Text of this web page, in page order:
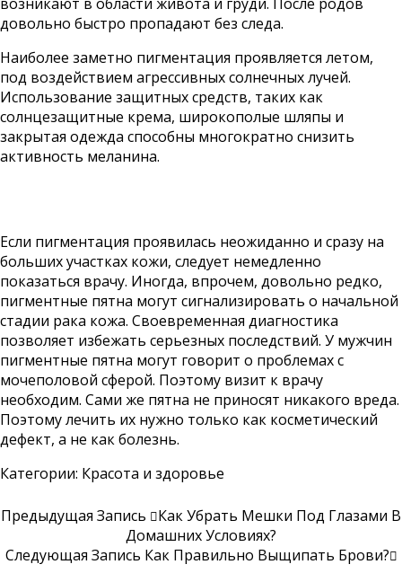
довольно быстро пропадают без следа.
Наиболее заметно пигментация проявляется летом,
под воздействием агрессивных солнечных лучей.
Использование защитных средств, таких как
солнцезащитные крема, широкополые шляпы и
закрытая одежда способны многократно снизить
активность меланина.
Если пигментация проявилась неожиданно и сразу на
больших участках кожи, следует немедленно
показаться врачу. Иногда, впрочем, довольно редко,
пигментные пятна могут сигнализировать о начальной
стадии рака кожа. Своевременная диагностика
позволяет избежать серьезных последствий. У мужчин
пигментные пятна могут говорит о проблемах с
мочеполовой сферой. Поэтому визит к врачу
необходим. Сами же пятна не приносят никакого вреда.
Поэтому лечить их нужно только как косметический
дефект, а не как болезнь.
Категории: Красота и здоровье
Предыдущая Запись
Как Убрать Мешки Под Глазами В
Домашних Условиях?
Следующая Запись Как Правильно Выщипать Брови?